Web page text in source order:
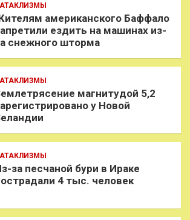
американского Баффало
ездить на машинах из-
снежного шторма
магнитудой 5,2
у Новой
за песчаной бури в Ираке
4 тыс. человек